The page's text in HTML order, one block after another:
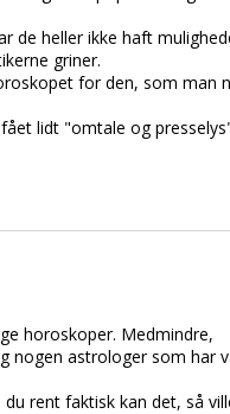
de heller ikke haft
griner.
for den, som man
lidt "omtale og
horoskoper. Medmindre,
nogen astrologer som har
rent faktisk kan det, så